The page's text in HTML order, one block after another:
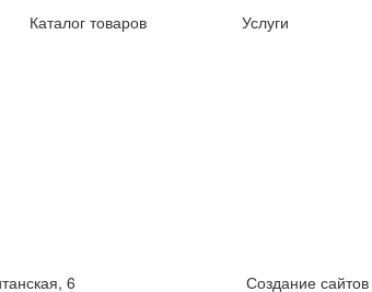
Каталог товаров
Услуги
6 Создание сайтов